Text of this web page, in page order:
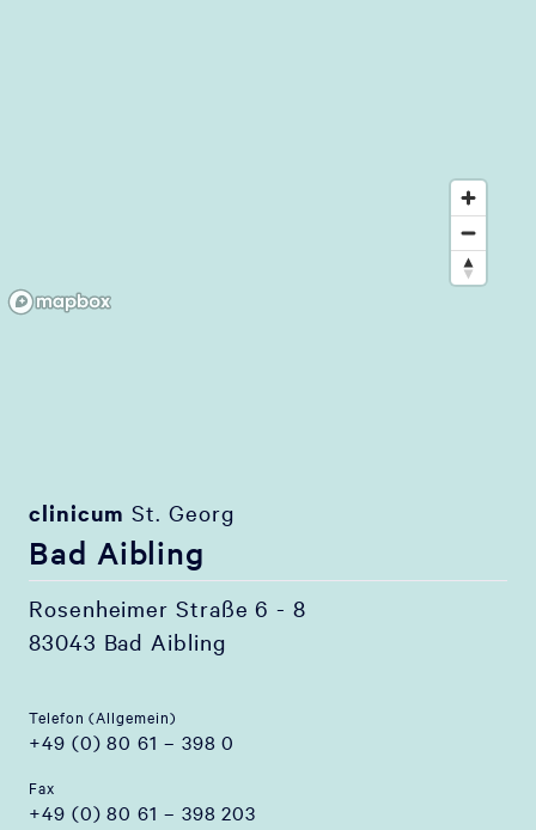
clinicum St. Georg
Bad Aibling
Rosenheimer Straße 6 - 8
83043 Bad Aibling
Telefon (Allgemein)
+49 (0) 80 61 – 398 0
Fax
+49 (0) 80 61 – 398 203